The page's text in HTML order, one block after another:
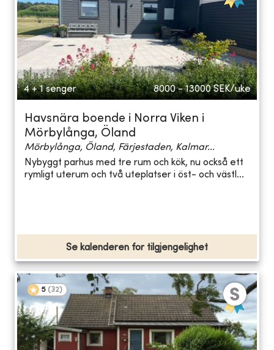
4 + 1 senger 8000 - 13000 SEK/uke
Havsnära boende i Norra Viken i
Mörbylånga, Öland
Mörbylånga, Öland, Färjestaden, Kalmar...
Nybyggt parhus med tre rum och kök, nu också ett
rymligt uterum och två uteplatser i öst- och västl...
Se kalenderen for tilgjengelighet
5 (32)